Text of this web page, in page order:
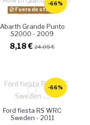
-66%
Fuera de stock
Abarth Grande Punto
S2000 - 2009
8,18 € 24,05 €
-66%
Ford fiesta RS WRC
Sweden - 2011